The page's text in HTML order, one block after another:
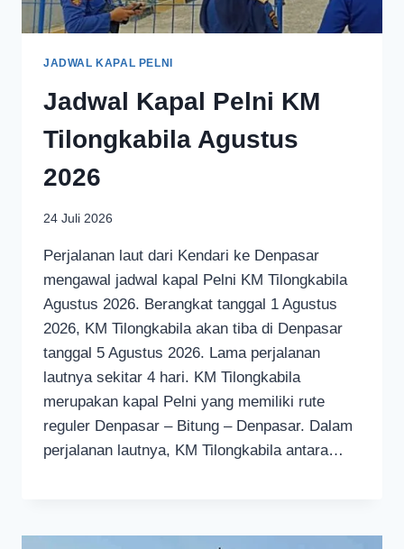
JADWAL KAPAL PELNI
Jadwal Kapal Pelni KM
Tilongkabila Agustus
2026
24 Juli 2026
Perjalanan laut dari Kendari ke Denpasar
mengawal jadwal kapal Pelni KM Tilongkabila
Agustus 2026. Berangkat tanggal 1 Agustus
2026, KM Tilongkabila akan tiba di Denpasar
tanggal 5 Agustus 2026. Lama perjalanan
lautnya sekitar 4 hari. KM Tilongkabila
merupakan kapal Pelni yang memiliki rute
reguler Denpasar – Bitung – Denpasar. Dalam
perjalanan lautnya, KM Tilongkabila antara…